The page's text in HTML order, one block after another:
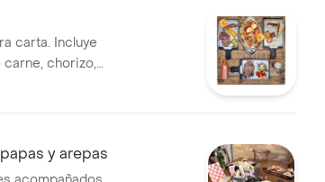
con
carta. Incluye
chorizo,
y arepas